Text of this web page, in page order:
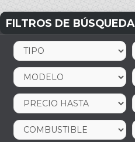
FILTROS DE BÚSQUEDA